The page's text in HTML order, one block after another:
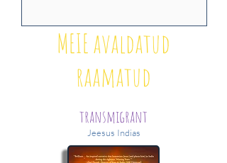
MEIE avaldatud
raamatud
transmigrant
Jeesus Indias